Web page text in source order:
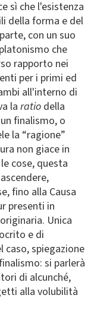
sì che l'esistenza
della forma e del
con un suo
che
rapporto nei
per i primi ed
all'interno di
la ratio della
finalismo, o
la “ragione”
non giace in
cose, questa
fino alla Causa
presenti in
Unica
e di
caso, spiegazione
si parlerà
di alcunché,
alla volubilità